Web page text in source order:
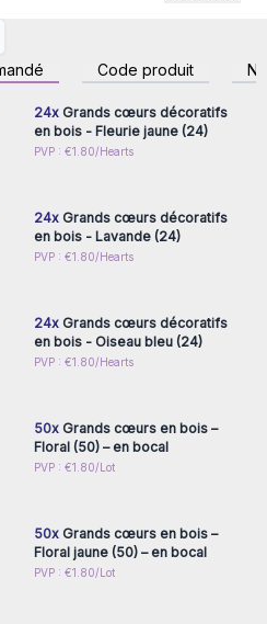
vintage au bohème en
accompagné d'une ficelle en
en faisant ainsi des objets
: petite (4 x 4 x 1,5 cm) et
amour, alors procurez-vous
ces élégants Cœurs en
à vos clients de valeur.
Code produit
inscrivez-vous pour
accéder aux prix de gros
24xGrands cœurs décoratifs
en bois - Fleurie jaune (24)
PVP : €1.80/Hearts
Connectez-vous ou
24xGrands cœurs décoratifs
en bois - Lavande (24)
PVP : €1.80/Hearts
Connectez-vous ou
24xGrands cœurs décoratifs
en bois - Oiseau bleu (24)
PVP : €1.80/Hearts
Connectez-vous ou
50xGrands cœurs en bois –
Floral (50) – en bocal
PVP : €1.80/LotConnectez-vous ou
50xGrands cœurs en bois –
Floral jaune (50) – en bocal
PVP : €1.80/LotConnectez-vous ou